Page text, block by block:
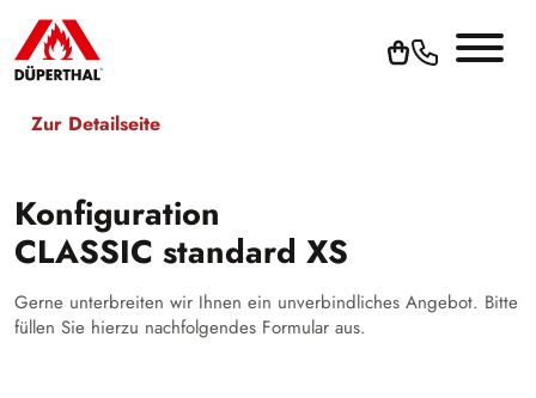
Zur Detailseite
Konfiguration
CLASSIC standard XS
Gerne unterbreiten wir Ihnen ein unverbindliches Angebot. Bitte
füllen Sie hierzu nachfolgendes Formular aus.